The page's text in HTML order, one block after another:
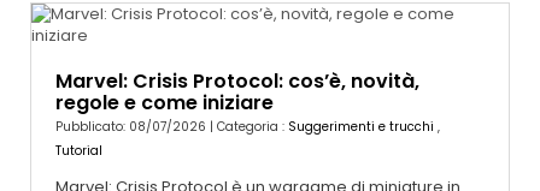
Marvel: Crisis Protocol: cos’è, novità,
regole e come iniziare
Pubblicato: 08/07/2026 | Categoria : Suggerimenti e trucchi ,
Tutorial